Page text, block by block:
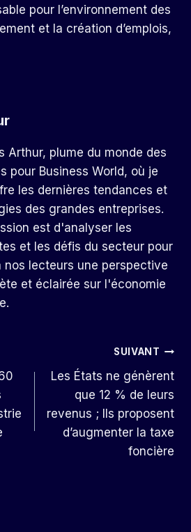
pour l’environnement des
et la création d’emplois,
Arthur, plume du monde des
pour Business World, où je
les dernières tendances et
des grandes entreprises.
est d'analyser les
et les défis du secteur pour
nos lecteurs une perspective
et éclairée sur l'économie
SUIVANT
Les États ne génèrent
que 12 % de leurs
revenus ; Ils proposent
d’augmenter la taxe
foncière